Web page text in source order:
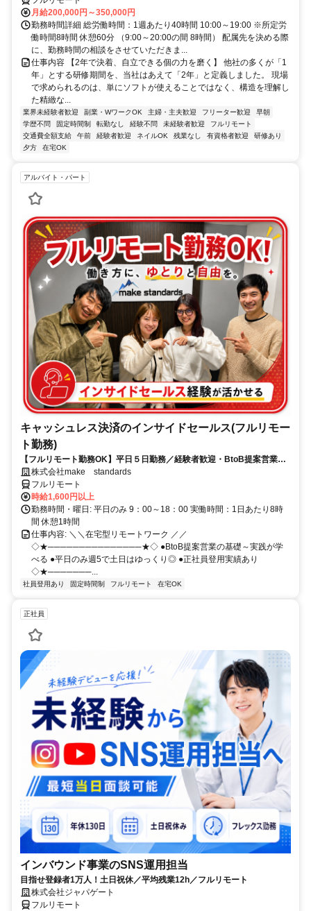
月給200,000円～350,000円
勤務時間詳細 総労働時間：1週あたり40時間 10:00～19:00 ※所定労
働時間8時間 休憩60分 （9:00～20:00の間 8時間） 配属先を決める際
に、勤務時間の相談をさせていただきま...
仕事内容 【2年で決着、自立できる個の力を磨く】 他社の多くが「1
年」とする研修期間を、当社はあえて「2年」と定義しました。 現場
で求められるのは、単にソフトが使えることではなく、構造を理解し
た精緻な...
業界未経験者歓迎 副業・WワークOK 主婦・主夫歓迎 フリーター歓迎
早朝
学歴不問
固定時間制 転勤なし 経験不問 未経験者歓迎
フルリモート
交通費全額支給
午前 経験者歓迎 ネイルOK 残業なし 有資格者歓迎
研修あり
夕方
在宅OK
アルバイト・パート
キャッシュレス決済のインサイドセールス(フルリモー
ト勤務)
【フルリモート勤務OK】平日５日勤務／経験者歓迎・BtoB提案営業で
スキルアップ
株式会社make standards
フルリモート
時給1,600円以上
勤務時間・曜日: 平日のみ 9：00～18：00 実働時間：1日あたり8時
間 休憩1時間
仕事内容: ＼＼在宅型リモートワーク ／／
◇★───────────────★◇ ●BtoB提案営業の基礎～実践が学
べる ●平日のみ週5で土日はゆっくり◎ ●正社員登用実績あり
◇★───────...
社員登用あり 固定時間制 フルリモート 在宅OK
正社員
インバウンド事業のSNS運用担当
目指せ登録者1万人！土日祝休／平均残業12h／フルリモート
株式会社ジャパゲート
フルリモート